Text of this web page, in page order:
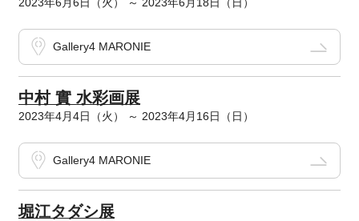
Gallery4 MARONIE
中村 實 水彩画展
2023年4月4日（火） ～ 2023年4月16日（日）
Gallery4 MARONIE
堀江タダシ展